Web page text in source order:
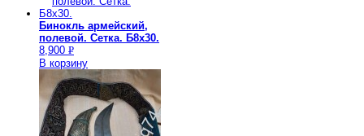
Бинокль армейский,
полевой. Сетка. Б8х30.
8,900 Р
УБ.
В корзину